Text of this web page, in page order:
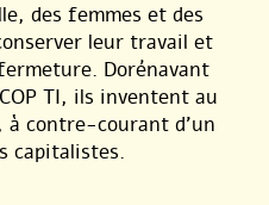
des femmes et des
leur travail et
Dorénavant
TI, ils inventent au
contre-courant d’un
capitalistes.